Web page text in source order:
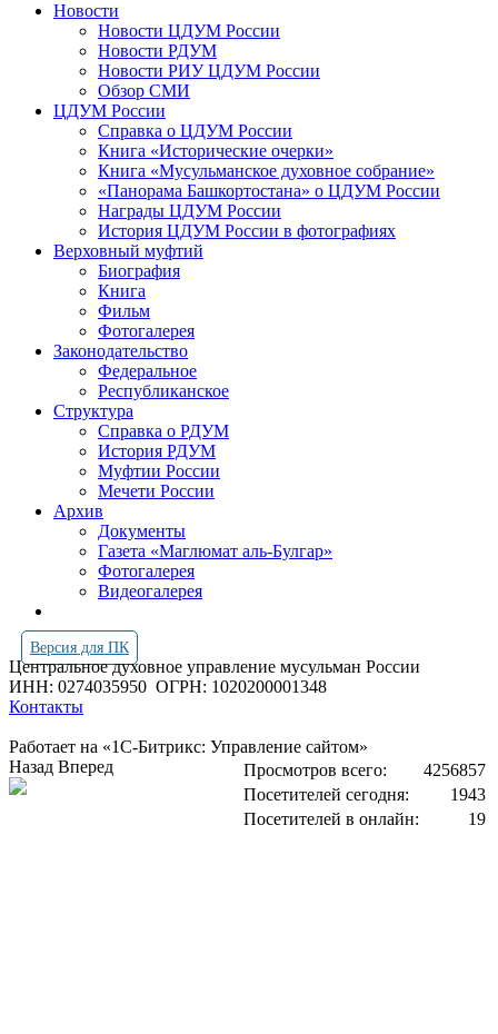
Новости
Новости ЦДУМ России
Новости РДУМ
Новости РИУ ЦДУМ России
Обзор СМИ
ЦДУМ России
Справка о ЦДУМ России
Книга «Исторические очерки»
Книга «Мусульманское духовное собрание»
«Панорама Башкортостана» о ЦДУМ России
Награды ЦДУМ России
История ЦДУМ России в фотографиях
Верховный муфтий
Биография
Книга
Фильм
Фотогалерея
Законодательство
Федеральное
Республиканское
Структура
Справка о РДУМ
История РДУМ
Муфтии России
Мечети России
Архив
Документы
Газета «Маглюмат аль-Булгар»
Фотогалерея
Видеогалерея
Версия для ПК
Центральное духовное управление мусульман России
ИНН: 0274035950 ОГРН: 1020200001348
Контакты
Работает на «1С-Битрикс: Управление сайтом»
Просмотров всего:
4256857
Посетителей сегодня:
1943
Посетителей в онлайн:
19
Назад Вперед